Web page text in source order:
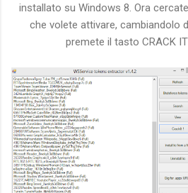
installato su Windows 8. Ora
che volete attivare, cambiandolo
premete il tasto CRACK